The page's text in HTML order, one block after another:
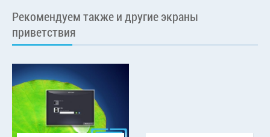
Рекомендуем также и другие экраны
приветствия